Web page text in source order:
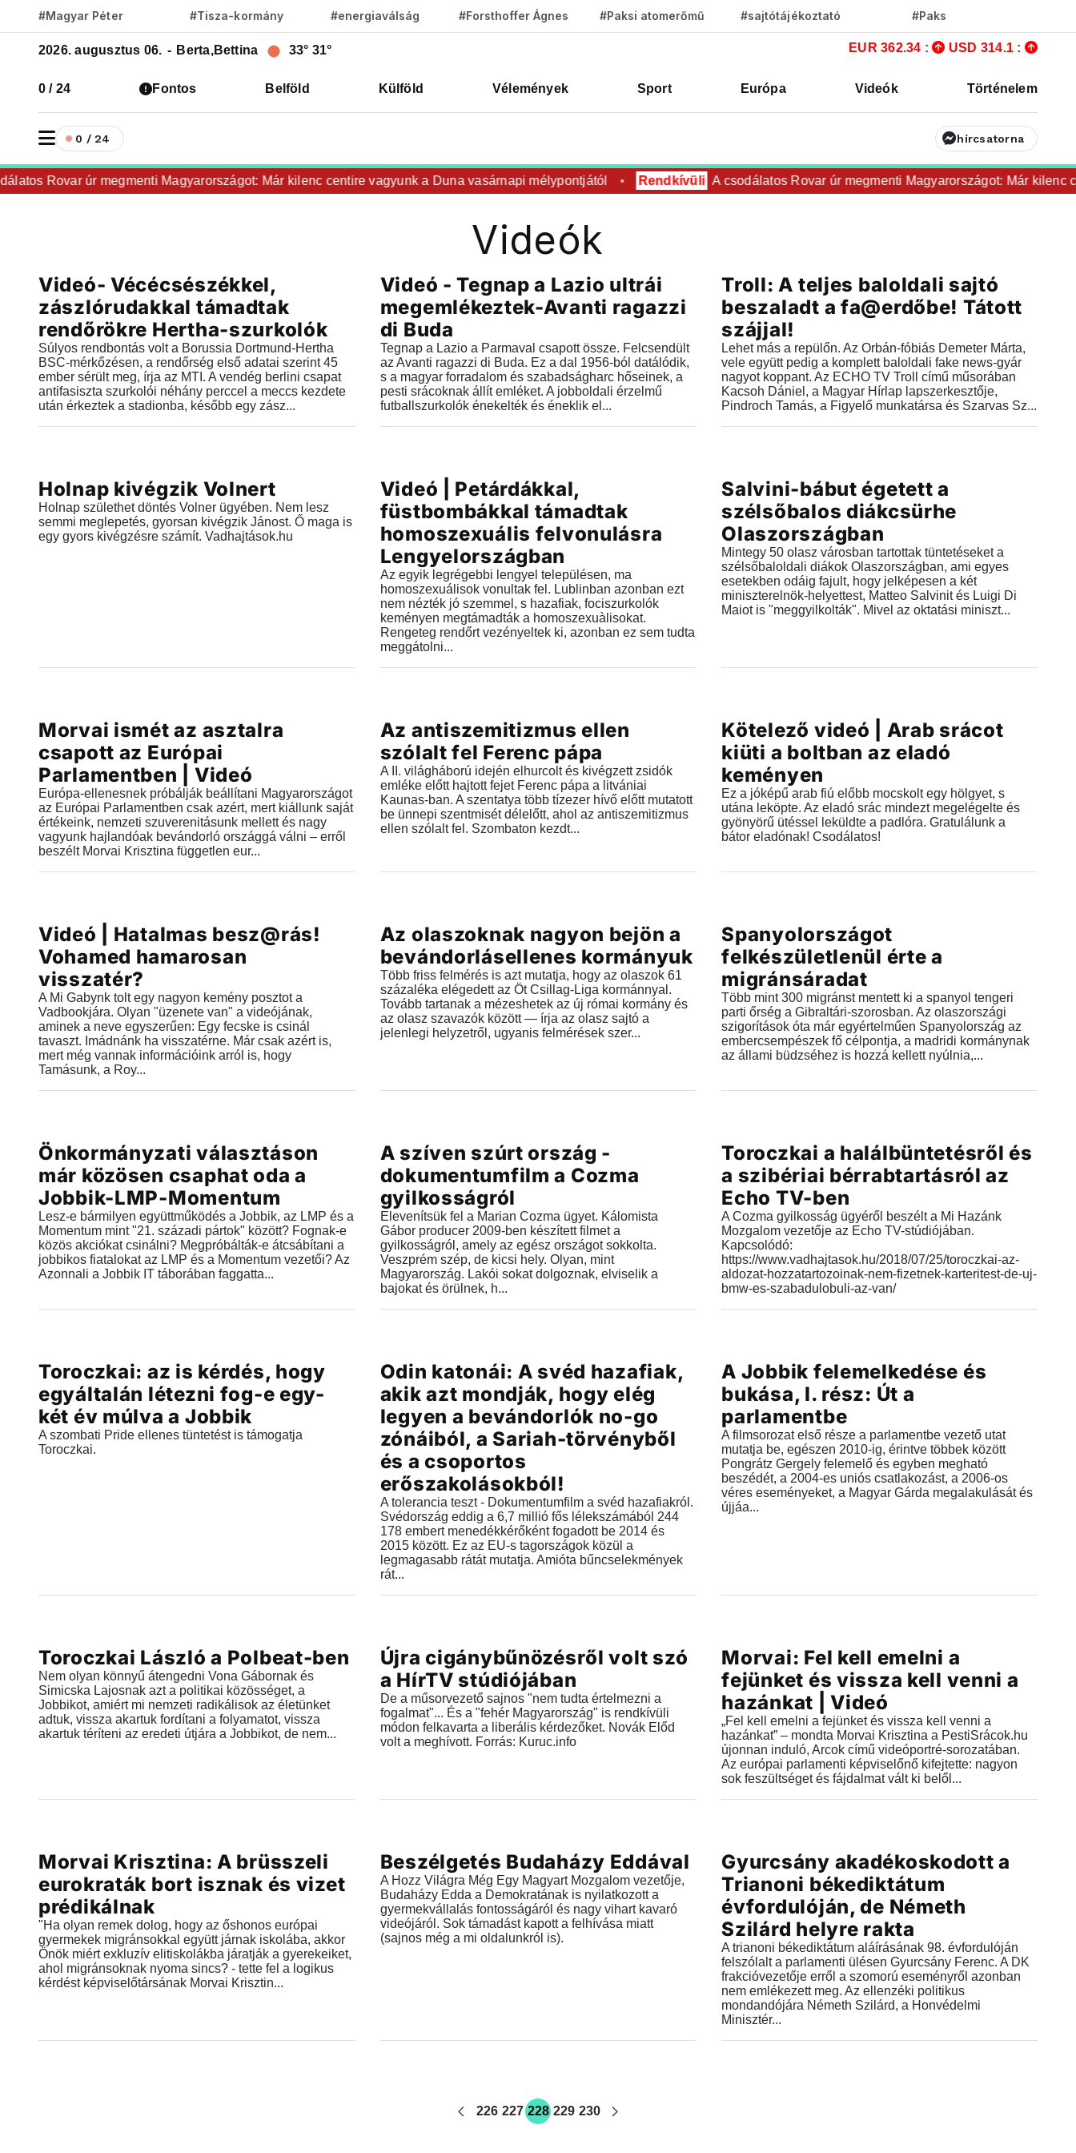
#Magyar Péter #Tisza-kormány #energiaválság #Forsthoffer Ágnes #Paksi atomerőmű #sajtótájékoztató #Paks
2026. augusztus 06. - Berta,Bettina 33° 31° EUR 362.34 : USD 314.1 :
0 / 24 Fontos Belföld Külföld Vélemények Sport Európa Videók Történelem
0 / 24 hírcsatorna
Rovar úr megmenti Magyarországot: Már kilenc centire vagyunk a Duna vasárnapi mélypontjától Rendkívüli A csodálatos Rovar úr megmenti Magyarországot: Már kilenc
Videók
2018.10.28 | 11:00
Videó- Vécécsészékkel,
zászlórudakkal támadtak
rendőrökre Hertha-szurkolók
Súlyos rendbontás volt a Borussia Dortmund-Hertha
BSC-mérkőzésen, a rendőrség első adatai szerint 45
ember sérült meg, írja az MTI. A vendég berlini csapat
antifasiszta szurkolói néhány perccel a meccs kezdete
után érkeztek a stadionba, később egy zász...
2018.10.22 | 18:33
Videó - Tegnap a Lazio ultrái
megemlékeztek-Avanti ragazzi
di Buda
Tegnap a Lazio a Parmaval csapott össze. Felcsendült
az Avanti ragazzi di Buda. Ez a dal 1956-ból datálódik,
s a magyar forradalom és szabadságharc hőseinek, a
pesti srácoknak állít emléket. A jobboldali érzelmű
futballszurkolók énekelték és éneklik el...
2018.10.20 | 07:39
Troll: A teljes baloldali sajtó
beszaladt a fa@erdőbe! Tátott
szájjal!
Lehet más a repülőn. Az Orbán-fóbiás Demeter Márta,
vele együtt pedig a komplett baloldali fake news-gyár
nagyot koppant. Az ECHO TV Troll című műsorában
Kacsoh Dániel, a Magyar Hírlap lapszerkesztője,
Pindroch Tamás, a Figyelő munkatársa és Szarvas Sz...
2018.10.15 | 19:30
Holnap kivégzik Volnert
Holnap születhet döntés Volner ügyében. Nem lesz
semmi meglepetés, gyorsan kivégzik Jánost. Ő maga is
egy gyors kivégzésre számít. Vadhajtások.hu
2018.10.13 | 15:54
Videó | Petárdákkal,
füstbombákkal támadtak
homoszexuális felvonulásra
Lengyelországban
Az egyik legrégebbi lengyel településen, ma
homoszexuálisok vonultak fel. Lublinban azonban ezt
nem nézték jó szemmel, s hazafiak, fociszurkolók
keményen megtámadták a homoszexuàlisokat.
Rengeteg rendőrt vezényeltek ki, azonban ez sem tudta
meggátolni...
2018.10.13 |11:47
Salvini-bábut égetett a
szélsőbalos diákcsürhe
Olaszországban
Mintegy 50 olasz városban tartottak tüntetéseket a
szélsőbaloldali diákok Olaszországban, ami egyes
esetekben odáig fajult, hogy jelképesen a két
miniszterelnök-helyettest, Matteo Salvinit és Luigi Di
Maiot is "meggyilkolták". Mivel az oktatási miniszt...
2018.09.27 | 10:56
Morvai ismét az asztalra
csapott az Európai
Parlamentben | Videó
Európa-ellenesnek próbálják beállítani Magyarországot
az Európai Parlamentben csak azért, mert kiállunk saját
értékeink, nemzeti szuverenitásunk mellett és nagy
vagyunk hajlandóak bevándorló országgá válni – erről
beszélt Morvai Krisztina független eur...
2018.09.23 |17:58
Az antiszemitizmus ellen
szólalt fel Ferenc pápa
A II. világháború idején elhurcolt és kivégzett zsidók
emléke előtt hajtott fejet Ferenc pápa a litvániai
Kaunas-ban. A szentatya több tízezer hívő előtt mutatott
be ünnepi szentmisét délelőtt, ahol az antiszemitizmus
ellen szólalt fel. Szombaton kezdt...
2018.08.06 |19:57
Kötelező videó | Arab srácot
kiüti a boltban az eladó
keményen
Ez a jóképű arab fiú előbb mocskolt egy hölgyet, s
utána leköpte. Az eladó srác mindezt megelégelte és
gyönyörű ütéssel leküldte a padlóra. Gratulálunk a
bátor eladónak! Csodálatos!
2018.07.31 | 19:15
Videó | Hatalmas besz@rás!
Vohamed hamarosan
visszatér?
A Mi Gabynk tolt egy nagyon kemény posztot a
Vadbookjára. Olyan "üzenete van" a videójának,
aminek a neve egyszerűen: Egy fecske is csinál
tavaszt. Imádnánk ha visszatérne. Már csak azért is,
mert még vannak információink arról is, hogy
Tamásunk, a Roy...
2018.07.31 |12:13
Az olaszoknak nagyon bejön a
bevándorlásellenes kormányuk
Több friss felmérés is azt mutatja, hogy az olaszok 61
százaléka elégedett az Öt Csillag-Liga kormánnyal.
Tovább tartanak a mézeshetek az új római kormány és
az olasz szavazók között — írja az olasz sajtó a
jelenlegi helyzetről, ugyanis felmérések szer...
2018.07.30 |12:54
Spanyolországot
felkészületlenül érte a
migránsáradat
Több mint 300 migránst mentett ki a spanyol tengeri
parti őrség a Gibraltári-szorosban. Az olaszországi
szigorítások óta már egyértelműen Spanyolország az
embercsempészek fő célpontja, a madridi kormánynak
az állami büdzséhez is hozzá kellett nyúlnia,...
2018.07.28 | 11:12
Önkormányzati választáson
már közösen csaphat oda a
Jobbik-LMP-Momentum
Lesz-e bármilyen együttműködés a Jobbik, az LMP és a
Momentum mint "21. századi pártok" között? Fognak-e
közös akciókat csinálni? Megpróbálták-e átcsábítani a
jobbikos fiatalokat az LMP és a Momentum vezetői? Az
Azonnali a Jobbik IT táborában faggatta...
2018.07.27 |18:36
A szíven szúrt ország -
dokumentumfilm a Cozma
gyilkosságról
Elevenítsük fel a Marian Cozma ügyet. Kálomista
Gábor producer 2009-ben készített filmet a
gyilkosságról, amely az egész országot sokkolta.
Veszprém szép, de kicsi hely. Olyan, mint
Magyarország. Lakói sokat dolgoznak, elviselik a
bajokat és örülnek, h...
2018.07.27 |18:09
Toroczkai a halálbüntetésről és
a szibériai bérrabtartásról az
Echo TV-ben
A Cozma gyilkosság ügyéről beszélt a Mi Hazánk
Mozgalom vezetője az Echo TV-stúdiójában.
Kapcsolódó:
https://www.vadhajtasok.hu/2018/07/25/toroczkai-az-
aldozat-hozzatartozoinak-nem-fizetnek-karteritest-de-uj-
bmw-es-szabadulobuli-az-van/
2018.07.07 |01:31
Toroczkai: az is kérdés, hogy
egyáltalán létezni fog-e egy-
két év múlva a Jobbik
A szombati Pride ellenes tüntetést is támogatja
Toroczkai.
2018.07.05 |21:18
Odin katonái: A svéd hazafiak,
akik azt mondják, hogy elég
legyen a bevándorlók no-go
zónáiból, a Sariah-törvényből
és a csoportos
erőszakolásokból!
A tolerancia teszt - Dokumentumfilm a svéd hazafiakról.
Svédország eddig a 6,7 millió fős lélekszámából 244
178 embert menedékkérőként fogadott be 2014 és
2015 között. Ez az EU-s tagországok közül a
legmagasabb rátát mutatja. Amióta bűncselekmények
rát...
2018.07.02 |23:43
A Jobbik felemelkedése és
bukása, I. rész: Út a
parlamentbe
A filmsorozat első része a parlamentbe vezető utat
mutatja be, egészen 2010-ig, érintve többek között
Pongrátz Gergely felemelő és egyben megható
beszédét, a 2004-es uniós csatlakozást, a 2006-os
véres eseményeket, a Magyar Gárda megalakulását és
újjáa...
2018.06.29 |13:15
Toroczkai László a Polbeat-ben
Nem olyan könnyű átengedni Vona Gábornak és
Simicska Lajosnak azt a politikai közösséget, a
Jobbikot, amiért mi nemzeti radikálisok az életünket
adtuk, vissza akartuk fordítani a folyamatot, vissza
akartuk téríteni az eredeti útjára a Jobbikot, de nem...
2018.06.25 | 17:43
Újra cigánybűnözésről volt szó
a HírTV stúdiójában
De a műsorvezető sajnos "nem tudta értelmezni a
fogalmat"... És a "fehér Magyarország" is rendkívüli
módon felkavarta a liberális kérdezőket. Novák Előd
volt a meghívott. Forrás: Kuruc.info
2018.06.19 | 15:41
Morvai: Fel kell emelni a
fejünket és vissza kell venni a
hazánkat | Videó
„Fel kell emelni a fejünket és vissza kell venni a
hazánkat” – mondta Morvai Krisztina a PestiSrácok.hu
újonnan induló, Arcok című videóportré-sorozatában.
Az európai parlamenti képviselőnő kifejtette: nagyon
sok feszültséget és fájdalmat vált ki belől...
2018.06.14 | 14:10
Morvai Krisztina: A brüsszeli
eurokraták bort isznak és vizet
prédikálnak
"Ha olyan remek dolog, hogy az őshonos európai
gyermekek migránsokkal együtt járnak iskolába, akkor
Önök miért exkluzív elitiskolákba járatják a gyerekeiket,
ahol migránsoknak nyoma sincs? - tette fel a logikus
kérdést képviselőtársának Morvai Krisztin...
2018.06.05 |22:12
Beszélgetés Budaházy Eddával
A Hozz Világra Még Egy Magyart Mozgalom vezetője,
Budaházy Edda a Demokratának is nyilatkozott a
gyermekvállalás fontosságáról és nagy vihart kavaró
videójáról. Sok támadást kapott a felhívása miatt
(sajnos még a mi oldalunkról is).
2018.06.05 |16:11
Gyurcsány akadékoskodott a
Trianoni békediktátum
évfordulóján, de Németh
Szilárd helyre rakta
A trianoni békediktátum aláírásának 98. évfordulóján
felszólalt a parlamenti ülésen Gyurcsány Ferenc. A DK
frakcióvezetője erről a szomorú eseményről azonban
nem emlékezett meg. Az ellenzéki politikus
mondandójára Németh Szilárd, a Honvédelmi
Minisztér...
226 227 228 229 230